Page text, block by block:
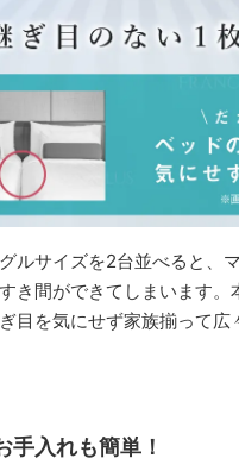
ルサイズを2台並べると、
き間ができてしまいます。
目を気にせず家族揃って広
手入れも簡単！